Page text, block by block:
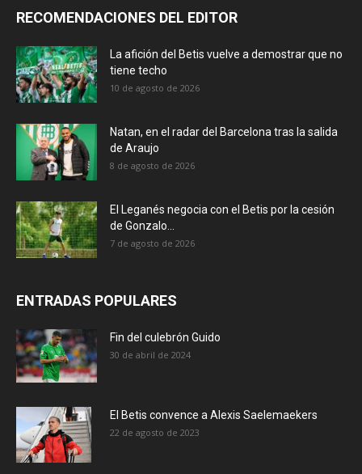
RECOMENDACIONES DEL EDITOR
La afición del Betis vuelve a demostrar que no
tiene techo
10 de agosto de 2026
Natan, en el radar del Barcelona tras la salida
de Araujo
8 de agosto de 2026
El Leganés negocia con el Betis por la cesión
de Gonzalo...
7 de agosto de 2026
ENTRADAS POPULARES
Fin del culebrón Guido
30 de abril de 2024
El Betis convence a Alexis Saelemaekers
22 de agosto de 2023